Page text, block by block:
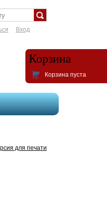
Вход
Корзина
Корзина пуста
для печати